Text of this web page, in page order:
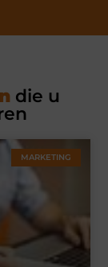
die u
MARKETING